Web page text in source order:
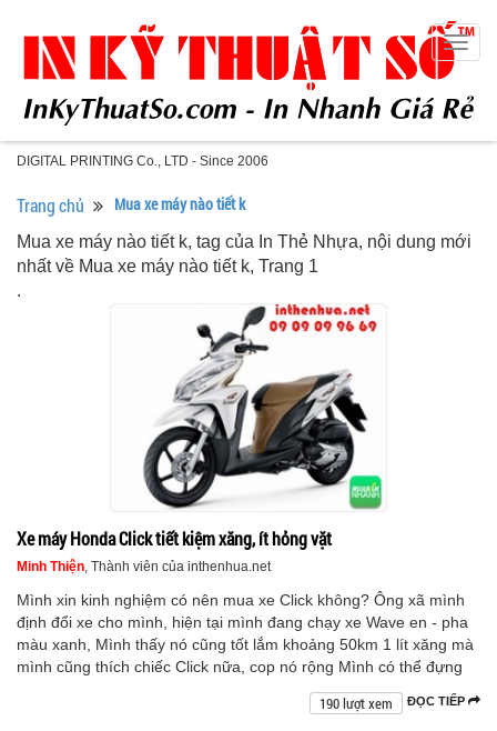
DIGITAL PRINTING Co., LTD - Since 2006
Trang chủ Mua xe máy nào tiết k
Mua xe máy nào tiết k, tag của In Thẻ Nhựa, nội dung mới
nhất về Mua xe máy nào tiết k, Trang 1
.
Xe máy Honda Click tiết kiệm xăng, ít hỏng vặt
Minh Thiện, Thành viên của inthenhua.net
Mình xin kinh nghiệm có nên mua xe Click không? Ông xã mình
định đổi xe cho mình, hiện tại mình đang chạy xe Wave en - pha
màu xanh, Mình thấy nó cũng tốt lắm khoảng 50km 1 lít xăng mà
mình cũng thích chiếc Click nữa, cop nó rộng Mình có thể đựng
ĐỌC TIẾP
190 lượt xem